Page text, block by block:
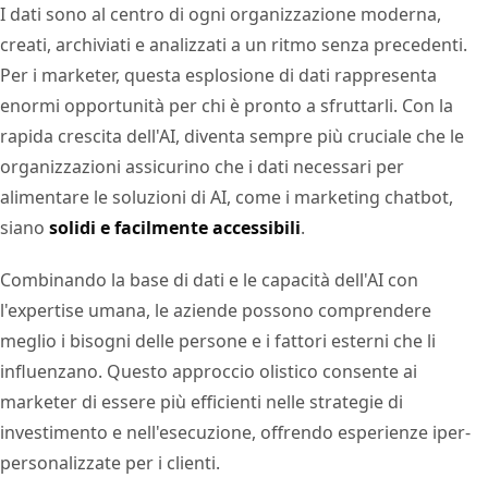
I dati sono al centro di ogni organizzazione moderna,
creati, archiviati e analizzati a un ritmo senza precedenti.
Per i marketer, questa esplosione di dati rappresenta
enormi opportunità per chi è pronto a sfruttarli. Con la
rapida crescita dell'AI, diventa sempre più cruciale che le
organizzazioni assicurino che i dati necessari per
alimentare le soluzioni di AI, come i marketing chatbot,
siano solidi e facilmente accessibili.
Combinando la base di dati e le capacità dell'AI con
l'expertise umana, le aziende possono comprendere
meglio i bisogni delle persone e i fattori esterni che li
influenzano. Questo approccio olistico consente ai
marketer di essere più efficienti nelle strategie di
investimento e nell'esecuzione, offrendo esperienze iper-
personalizzate per i clienti.